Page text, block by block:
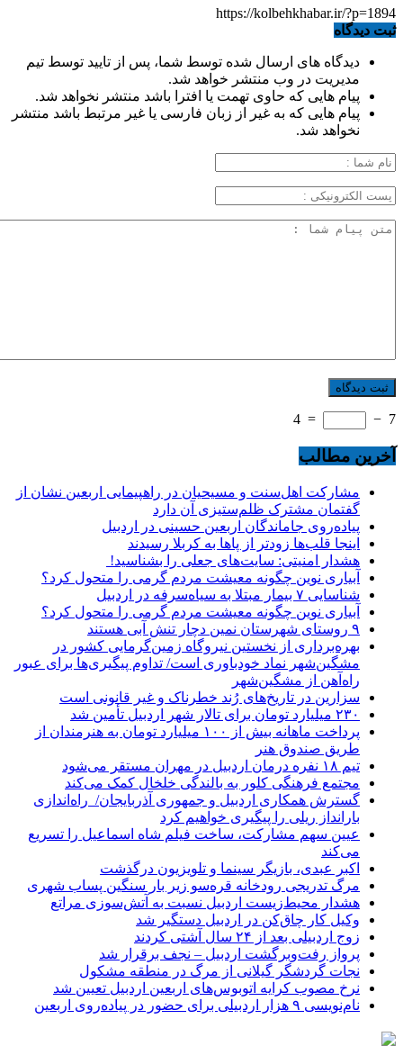
https://kolbehkhabar.ir/?p=1894
ثبت دیدگاه
دیدگاه های ارسال شده توسط شما، پس از تایید توسط تیم
مدیریت در وب منتشر خواهد شد.
پیام هایی که حاوی تهمت یا افترا باشد منتشر نخواهد شد.
پیام هایی که به غیر از زبان فارسی یا غیر مرتبط باشد منتشر
نخواهد شد.
7
−
=
4
آخرین مطالب
مشارکت اهل‌سنت و مسیحیان در راهپیمایی اربعین نشان از
گفتمان مشترک ظلم‌ستیزی آن دارد
پیاده‌روی جاماندگان اربعین حسینی در اردبیل
اینجا قلب‌ها زودتر از پاها به کربلا رسیدند
هشدار امنیتی: سایت‌های جعلی را بشناسید!
آبیاری نوین چگونه معیشت مردم گرمی را متحول کرد؟
شناسایی ۷ بیمار مبتلا به سیاه‌سرفه در اردبیل
آبیاری نوین چگونه معیشت مردم گرمی را متحول کرد؟
۹ روستای شهرستان نمین دچار تنش آبی هستند
بهره‌برداری از نخستین نیروگاه زمین‌گرمایی کشور در
مشگین‌شهر نماد خودباوری است/ تداوم پیگیری‌ها برای عبور
راه‌آهن از مشگین‌شهر
سزارین در تاریخ‌های رُند خطرناک و غیر قانونی است
۲۳۰ میلیارد تومان برای تالار شهر اردبیل تأمین شد
پرداخت ماهانه بیش از ۱۰۰ میلیارد تومان به هنرمندان از
طریق صندوق هنر
تیم ۱۸ نفره درمان اردبیل در مهران مستقر می‌شود
مجتمع فرهنگی کلور به بالندگی خلخال کمک می‌کند
گسترش همکاری اردبیل و جمهوری آذربایجان/ راه‌اندازی
بارانداز ریلی را پیگیری خواهیم کرد
عیین سهم مشارکت، ساخت فیلم شاه‌ اسماعیل را تسریع
می‌کند
اکبر عبدی، بازیگر سینما و تلویزیون درگذشت
مرگ تدریجی رودخانه قره‌سو زیر بار سنگین پساب شهری
هشدار محیط‌زیست اردبیل نسبت به آتش‌سوزی مراتع
وکیل کار چاق‌کن در اردبیل دستگیر شد
زوج اردبیلی بعد از ۲۴ سال آشتی کردند
پرواز رفت‌وبرگشت اردبیل – نجف برقرار شد
نجات گردشگر گیلانی از مرگ در منطقه مشکول
نرخ مصوب کرایه اتوبوس‌های اربعین اردبیل تعیین شد
نام‌نویسی ۹ هزار اردبیلی برای حضور در پیاده‌روی اربعین